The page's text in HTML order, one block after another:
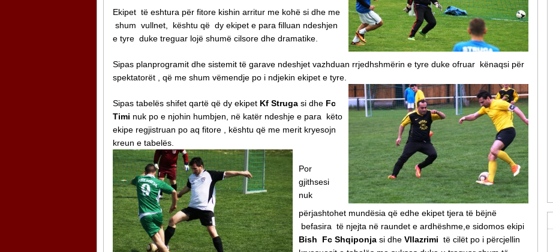
Ekipet të eshtura për fitore kishin arritur me kohë si dhe me
shum vullnet, kështu që dy ekipet e para filluan ndeshjen
e tyre duke treguar lojë shumë cilsore dhe dramatike.
Sipas planprogramit dhe sistemit të garave ndeshjet vazhduan rrjedhshmërin e tyre duke ofruar kënaqsi për
spektatorët , që me shum vëmendje po i ndjekin ekipet e tyre.
Sipas tabelës shifet qartë që dy ekipet Kf Struga si dhe Fc
Timi nuk po e njohin humbjen, në katër ndeshje e para këto
ekipe regjistruan po aq fitore , kështu që me merit kryesojn
kreun e tabelës.
Por
gjithsesi
nuk
përjashtohet mundësia që edhe ekipet tjera të bëjnë
befasira të njejta në raundet e ardhëshme,e sidomos ekipi
Bish
Fc Shqiponja si dhe Vllazrimi të cilët po i përcjellin